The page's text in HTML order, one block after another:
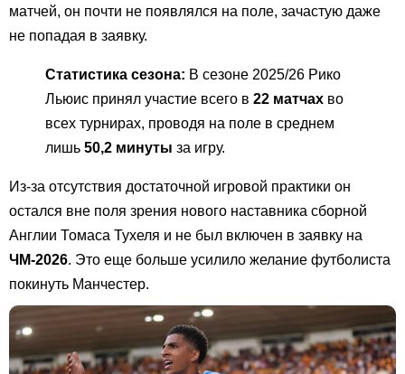
матчей, он почти не появлялся на поле, зачастую даже
не попадая в заявку.
Статистика сезона: В сезоне 2025/26 Рико
Льюис принял участие всего в 22 матчах во
всех турнирах, проводя на поле в среднем
лишь 50,2 минуты за игру.
Из-за отсутствия достаточной игровой практики он
остался вне поля зрения нового наставника сборной
Англии Томаса Тухеля и не был включен в заявку на
ЧМ-2026. Это еще больше усилило желание футболиста
покинуть Манчестер.